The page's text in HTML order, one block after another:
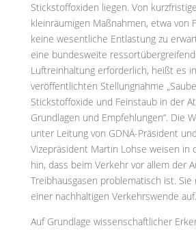
Stickstoffoxiden liegen. Von
kleinräumigen Maßnahmen, etwa von
keine wesentliche Entlastung zu
eine bundesweite
Luftreinhaltung erforderlich, heißt es
veröffentlichten Stellungnahme
Stickstoffoxide und Feinstaub in der
Grundlagen und Empfehlungen“. Die
unter Leitung von GDNÄ-Präsident
Vizepräsident Martin Lohse weisen in
hin, dass beim Verkehr vor allem der
Treibhausgasen problematisch ist. Sie
einer nachhaltigen Verkehrswende auf.
Auf Grundlage wissenschaftlicher